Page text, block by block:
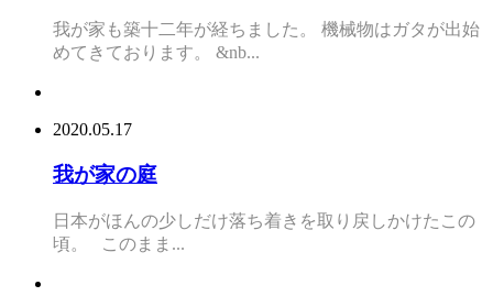
我が家も築十二年が経ちました。 機械物はガタが出始
めてきております。 &nb...
2020.05.17
我が家の庭
日本がほんの少しだけ落ち着きを取り戻しかけたこの
頃。 このまま...